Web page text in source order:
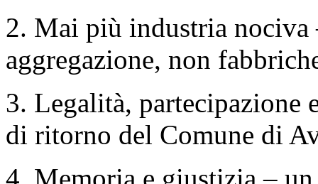
2. Mai più industria nociva
aggregazione, non
3. Legalità, partecipazione
di ritorno del Comune di
4. Memoria e giustizia –